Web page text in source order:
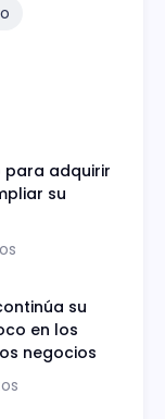
para adquirir
su
su
en los
negocios